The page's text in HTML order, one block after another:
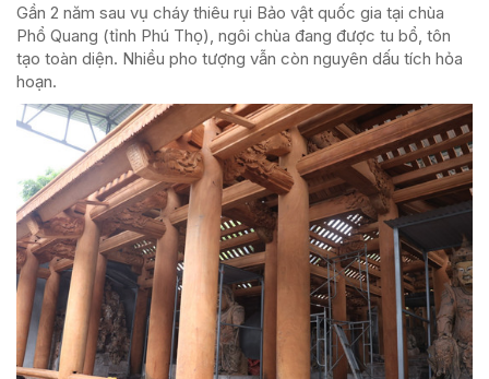
Gần 2 năm sau vụ cháy thiêu rụi Bảo vật quốc gia tại chùa
Phổ Quang (tỉnh Phú Thọ), ngôi chùa đang được tu bổ, tôn
tạo toàn diện. Nhiều pho tượng vẫn còn nguyên dấu tích hỏa
hoạn.